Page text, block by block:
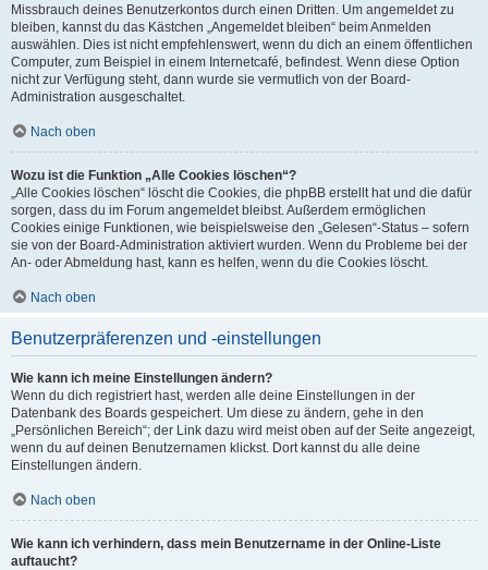
Missbrauch deines Benutzerkontos durch einen Dritten. Um angemeldet zu
bleiben, kannst du das Kästchen „Angemeldet bleiben“ beim Anmelden
auswählen. Dies ist nicht empfehlenswert, wenn du dich an einem öffentlichen
Computer, zum Beispiel in einem Internetcafé, befindest. Wenn diese Option
nicht zur Verfügung steht, dann wurde sie vermutlich von der Board-
Administration ausgeschaltet.
Nach oben
Wozu ist die Funktion „Alle Cookies löschen“?
„Alle Cookies löschen“ löscht die Cookies, die phpBB erstellt hat und die dafür
sorgen, dass du im Forum angemeldet bleibst. Außerdem ermöglichen
Cookies einige Funktionen, wie beispielsweise den „Gelesen“-Status – sofern
sie von der Board-Administration aktiviert wurden. Wenn du Probleme bei der
An- oder Abmeldung hast, kann es helfen, wenn du die Cookies löscht.
Nach oben
Benutzerpräferenzen und -einstellungen
Wie kann ich meine Einstellungen ändern?
Wenn du dich registriert hast, werden alle deine Einstellungen in der
Datenbank des Boards gespeichert. Um diese zu ändern, gehe in den
„Persönlichen Bereich“; der Link dazu wird meist oben auf der Seite angezeigt,
wenn du auf deinen Benutzernamen klickst. Dort kannst du alle deine
Einstellungen ändern.
Nach oben
Wie kann ich verhindern, dass mein Benutzername in der Online-Liste
auftaucht?